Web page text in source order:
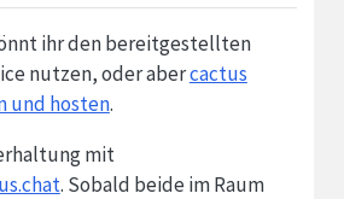
ihr den bereitgestellten
nutzen, oder abercactus
und hosten.
mit
. Sobald beide im Raum